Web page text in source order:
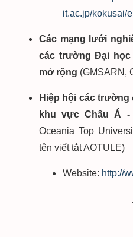
it.ac.jp/kokusai/
Các mạng lưới
các trường Đại học
mở rộng (GMSARN,
Hiệp hội các trường
khu vực Châu Á
Oceania Top
tên viết tắt AOTULE)
Website: http://